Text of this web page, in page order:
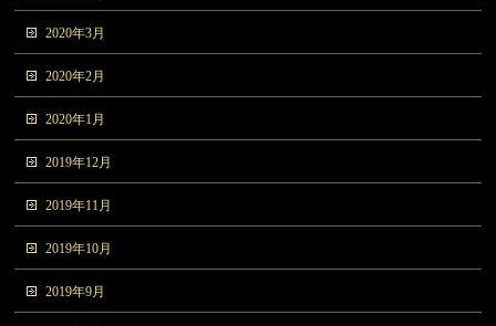
2020年3月
2020年2月
2020年1月
2019年12月
2019年11月
2019年10月
2019年9月